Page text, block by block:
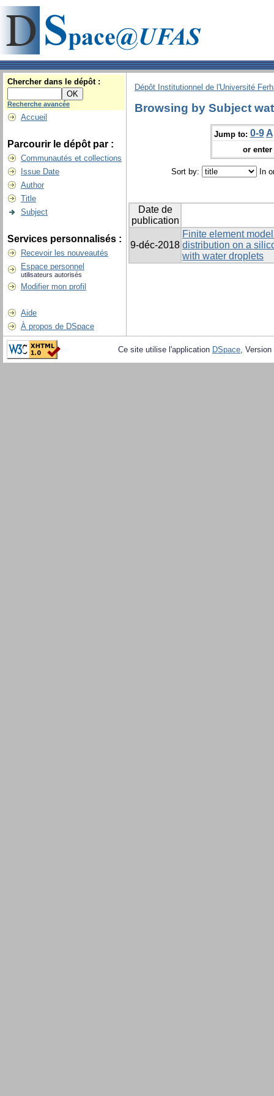
Chercher dans le dépôt :
Recherche avancée
Accueil
Parcourir le dépôt par :
Communautés et collections
Issue Date
Author
Title
Subject
Services personnalisés :
Recevoir les nouveautés
Espace personnel
utilisateurs autorisés
Modifier mon profil
Aide
À propos de DSpace
Dépôt Institutionnel de l'Université
Browsing by Subject
Jump to: 0-9 A
or
Sort by: In
Date de
publication
9-déc-2018
Finite element
distribution on a
with water droplets
Ce site utilise l'application DSpace,